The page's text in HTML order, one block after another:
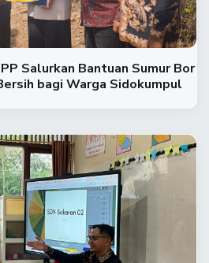
Salurkan Bantuan Sumur Bor
bagi Warga Sidokumpul